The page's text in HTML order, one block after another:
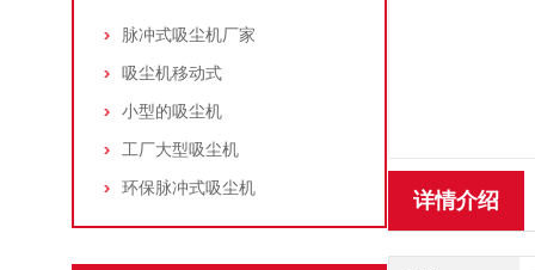
脉冲式吸尘机厂家
吸尘机移动式
小型的吸尘机
工厂大型吸尘机
环保脉冲式吸尘机
详情介绍